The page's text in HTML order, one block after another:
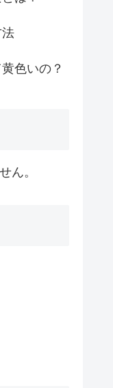
法
色いの？
ん。